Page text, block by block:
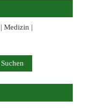
Medizin |